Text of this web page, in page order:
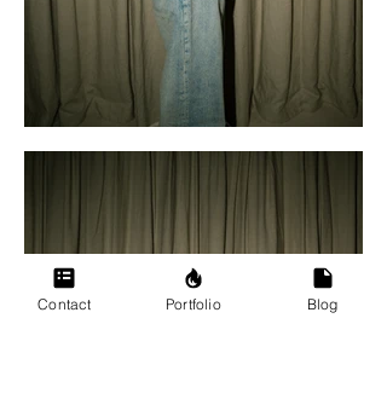
Contact Portfolio Blog